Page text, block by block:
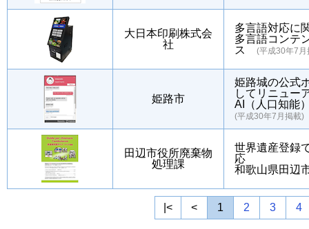
大日本印刷株式会
社
多言語対応に
多言語コンテ
ス
(平成30年7月
姫路市
姫路城の公式
してリニュー
AI（人口知能
(平成30年7月掲載)
田辺市役所廃棄物
処理課
世界遺産登録
応
和歌山県田
|< < 1 2 3 4